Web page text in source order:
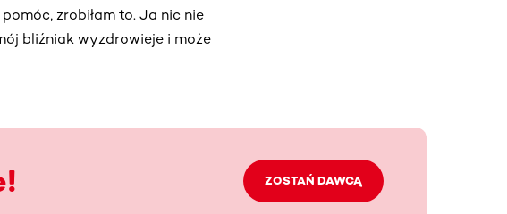
zrobiłam to. Ja nic nie
bliźniak wyzdrowieje i może
ZOSTAŃ DAWCĄ